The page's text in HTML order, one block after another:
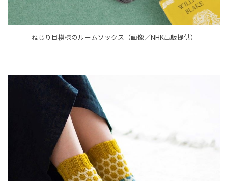
ねじり目模様のルームソックス（画像／NHK出版提供）